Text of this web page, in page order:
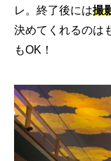
レ。終了後には撮
決めてくれるのは
もOK！